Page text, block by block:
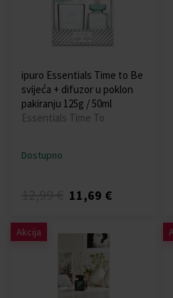
ipuro Essentials Time to Be
svijeća + difuzor u poklon
pakiranju 125g / 50ml
Essentials Time To
Dostupno
11,69 €
Akcija